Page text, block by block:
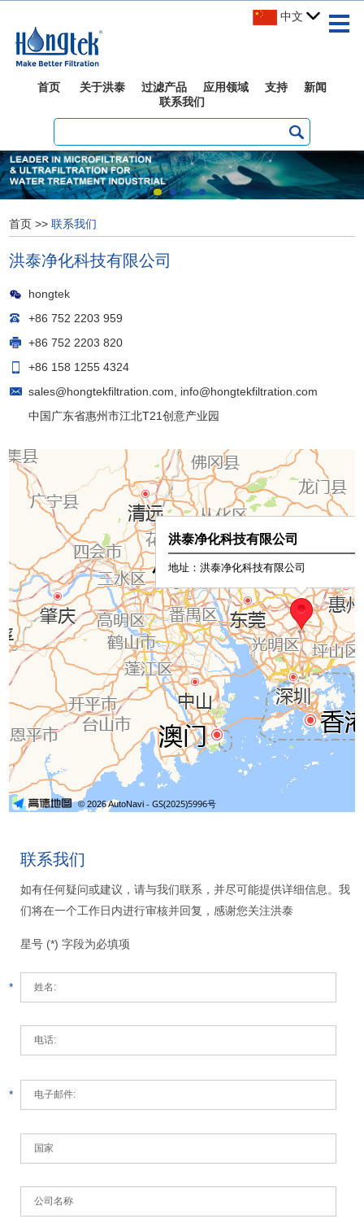
中文
首页 关于洪泰 过滤产品 应用领域 支持
新闻
联系我们
首页 >>联系我们
洪泰净化科技有限公司
hongtek
+86 752 2203 959
+86 752 2203 820
+86 158 1255 4324
sales@hongtekfiltration.com, info@hongtekfiltration.com
中国广东省惠州市江北T21创意产业园
联系我们
如有任何疑问或建议，请与我们联系，并尽可能提供详细信息。我
们将在一个工作日内进行审核并回复，感谢您关注洪泰
星号 (*) 字段为必填项
*
*